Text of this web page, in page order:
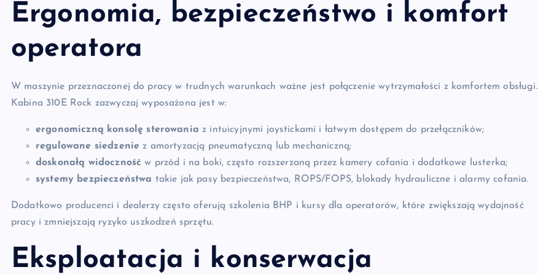
Ergonomia, bezpieczeństwo i komfort
operatora
W maszynie przeznaczonej do pracy w trudnych warunkach ważne jest połączenie wytrzymałości z komfortem obsługi.
Kabina 310E Rock zazwyczaj wyposażona jest w:
ergonomiczną konsolę sterowania z intuicyjnymi joystickami i łatwym dostępem do przełączników;
regulowane siedzenie z amortyzacją pneumatyczną lub mechaniczną;
doskonałą widoczność w przód i na boki, często rozszerzaną przez kamery cofania i dodatkowe lusterka;
systemy bezpieczeństwa takie jak pasy bezpieczeństwa, ROPS/FOPS, blokady hydrauliczne i alarmy cofania.
Dodatkowo producenci i dealerzy często oferują szkolenia BHP i kursy dla operatorów, które zwiększają wydajność
pracy i zmniejszają ryzyko uszkodzeń sprzętu.
Eksploatacja i konserwacja